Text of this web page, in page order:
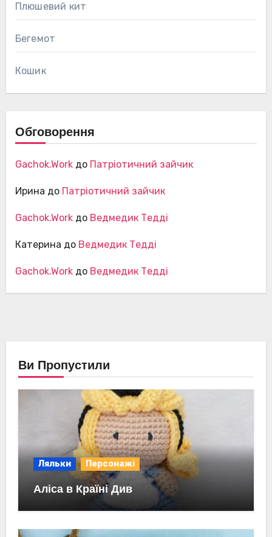
Плюшевий кит
Бегемот
Кошик
Обговорення
Gachok.Workдо Патріотичний зайчик
Ирина до Патріотичний зайчик
Gachok.Workдо Ведмедик Тедді
Катерина до Ведмедик Тедді
Gachok.Workдо Ведмедик Тедді
Ви Пропустили
Ляльки Персонажі
Аліса в Країні Див